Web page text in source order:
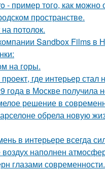
- пример того, как
пространстве.
потолок.
Sandbox Films в
на горы.
где интерьер
года в Москве получила
решение в
обрела новую
в интерьере всегда
воздух наполнен
глазами современности.